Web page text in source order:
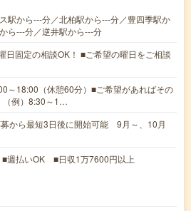
駅から---分／北柏駅から---分／豊四季駅か
ら---分／逆井駅から---分
日固定の相談OK！ ■ご希望の曜日をご相談
～18:00（休憩60分）■ご希望があればその
（例）8:30～1…
から最短3日後に開始可能 9月～、10月
週払いOK ■日収1万7600円以上